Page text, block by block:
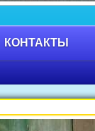
КОНТАКТЫ